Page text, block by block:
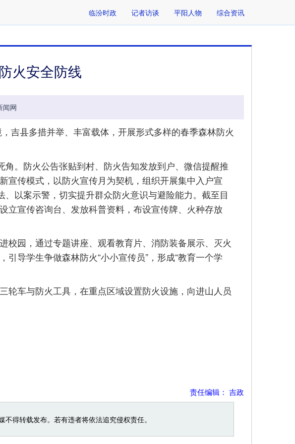
临汾时政 记者访谈 平阳人物 综合资讯
火安全防线
新闻网
吉县多措并举、丰富载体，开展形式多样的春季森林防火
。防火公告张贴到村、防火告知发放到户、微信提醒推
宣传模式，以防火宣传月为契机，组织开展集中入户宣
以案示警，切实提升群众防火意识与避险能力。截至目
立宣传咨询台、发放科普资料，布设宣传牌、火种存放
园，通过专题讲座、观看教育片、消防装备展示、灭火
导学生争做森林防火“小小宣传员”，形成“教育一个学
车与防火工具，在重点区域设置防火设施，向进山人员
责任编辑： 吉政
得转载发布。若有违者将依法追究侵权责任。